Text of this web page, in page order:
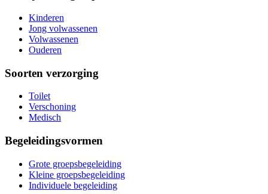
Kinderen
Jong volwassenen
Volwassenen
Ouderen
Soorten verzorging
Toilet
Verschoning
Medisch
Begeleidingsvormen
Grote groepsbegeleiding
Kleine groepsbegeleiding
Individuele begeleiding